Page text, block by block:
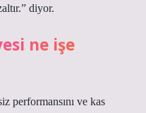
diyor.
ne işe
performansını ve kas